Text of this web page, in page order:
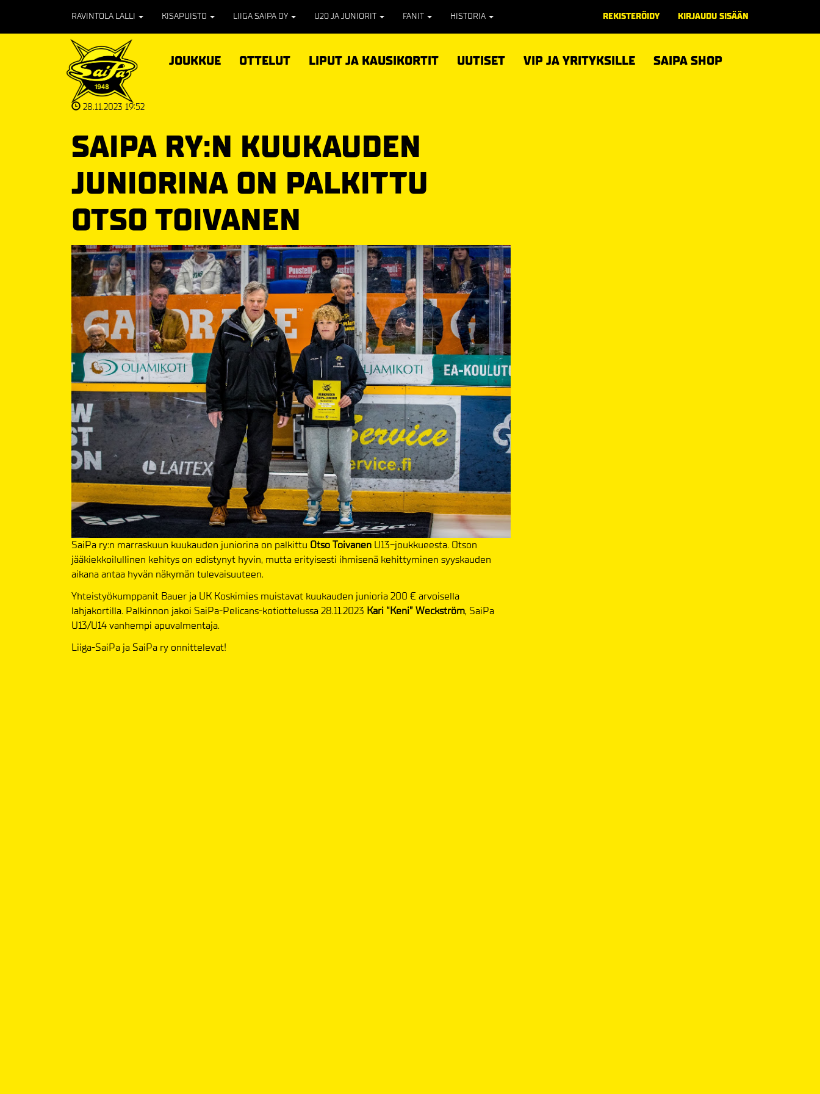
RAVINTOLA LALLI KISAPUISTO LIIGA SAIPA OY U20 JA JUNIORIT FANIT HISTORIA REKISTERÖIDY KIRJAUDU SISÄÄN
JOUKKUE OTTELUT LIPUT JA KAUSIKORTIT UUTISET VIP JA YRITYKSILLE SAIPA SHOP
28.11.2023 19:52
SAIPA RY:N KUUKAUDEN
JUNIORINA ON PALKITTU
OTSO TOIVANEN
SaiPa ry:n marraskuun kuukauden juniorina on palkittu Otso Toivanen U13-joukkueesta. Otson
jääkiekkoilullinen kehitys on edistynyt hyvin, mutta erityisesti ihmisenä kehittyminen syyskauden
aikana antaa hyvän näkymän tulevaisuuteen.
Yhteistyökumppanit Bauer ja UK Koskimies muistavat kuukauden junioria 200 € arvoisella
lahjakortilla. Palkinnon jakoi SaiPa-Pelicans-kotiottelussa 28.11.2023 Kari “Keni” Weckström, SaiPa
U13/U14 vanhempi apuvalmentaja.
Liiga-SaiPa ja SaiPa ry onnittelevat!